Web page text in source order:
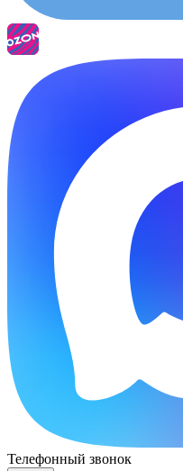
Телефонный звонок